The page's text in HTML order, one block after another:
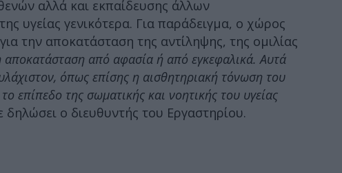
αλλά και εκπαίδευσης άλλων
υγείας γενικότερα. Για παράδειγμα, ο χώρος
την αποκατάσταση της αντίληψης, της ομιλίας
αποκατάσταση από αφασία ή από εγκεφαλικά. Αυτά
όπως επίσης η αισθητηριακή τόνωση του
επίπεδο της σωματικής και νοητικής του υγείας
δηλώσει ο διευθυντής του Εργαστηρίου.